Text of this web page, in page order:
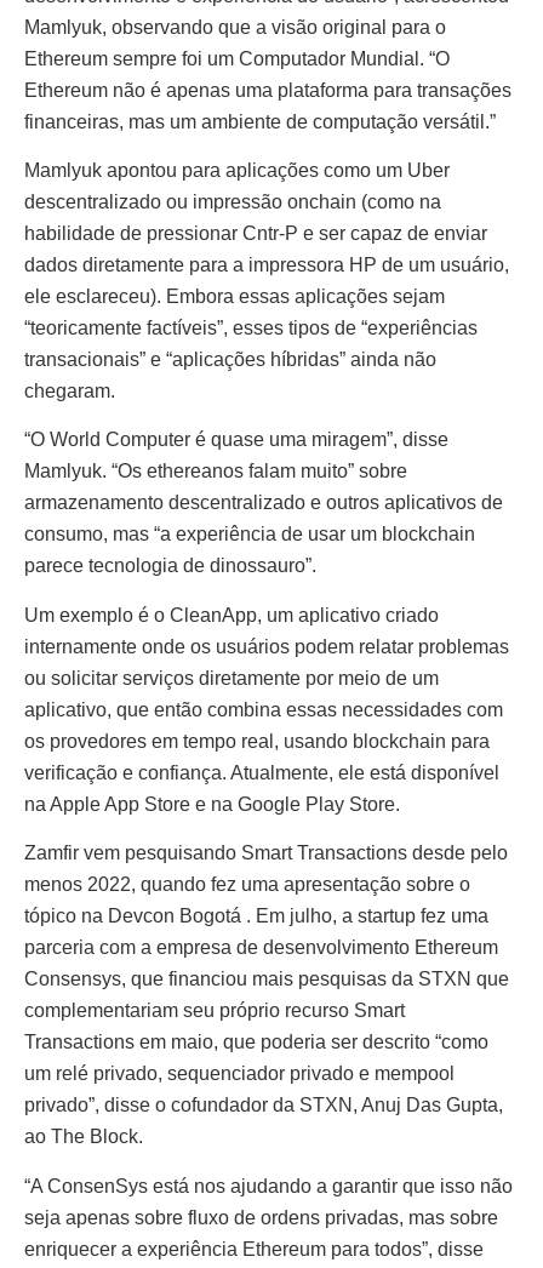
Mamlyuk, observando que a visão original para o
Ethereum sempre foi um Computador Mundial. “O
Ethereum não é apenas uma plataforma para transações
financeiras, mas um ambiente de computação versátil.”
Mamlyuk apontou para aplicações como um Uber
descentralizado ou impressão onchain (como na
habilidade de pressionar Cntr-P e ser capaz de enviar
dados diretamente para a impressora HP de um usuário,
ele esclareceu). Embora essas aplicações sejam
“teoricamente factíveis”, esses tipos de “experiências
transacionais” e “aplicações híbridas” ainda não
chegaram.
“O World Computer é quase uma miragem”, disse
Mamlyuk. “Os ethereanos falam muito” sobre
armazenamento descentralizado e outros aplicativos de
consumo, mas “a experiência de usar um blockchain
parece tecnologia de dinossauro”.
Um exemplo é o CleanApp, um aplicativo criado
internamente onde os usuários podem relatar problemas
ou solicitar serviços diretamente por meio de um
aplicativo, que então combina essas necessidades com
os provedores em tempo real, usando blockchain para
verificação e confiança. Atualmente, ele está disponível
na Apple App Store e na Google Play Store.
Zamfir vem pesquisando Smart Transactions desde pelo
menos 2022, quando fez uma apresentação sobre o
tópico na Devcon Bogotá . Em julho, a startup fez uma
parceria com a empresa de desenvolvimento Ethereum
Consensys, que financiou mais pesquisas da STXN que
complementariam seu próprio recurso Smart
Transactions em maio, que poderia ser descrito “como
um relé privado, sequenciador privado e mempool
privado”, disse o cofundador da STXN, Anuj Das Gupta,
ao The Block.
“A ConsenSys está nos ajudando a garantir que isso não
seja apenas sobre fluxo de ordens privadas, mas sobre
enriquecer a experiência Ethereum para todos”, disse